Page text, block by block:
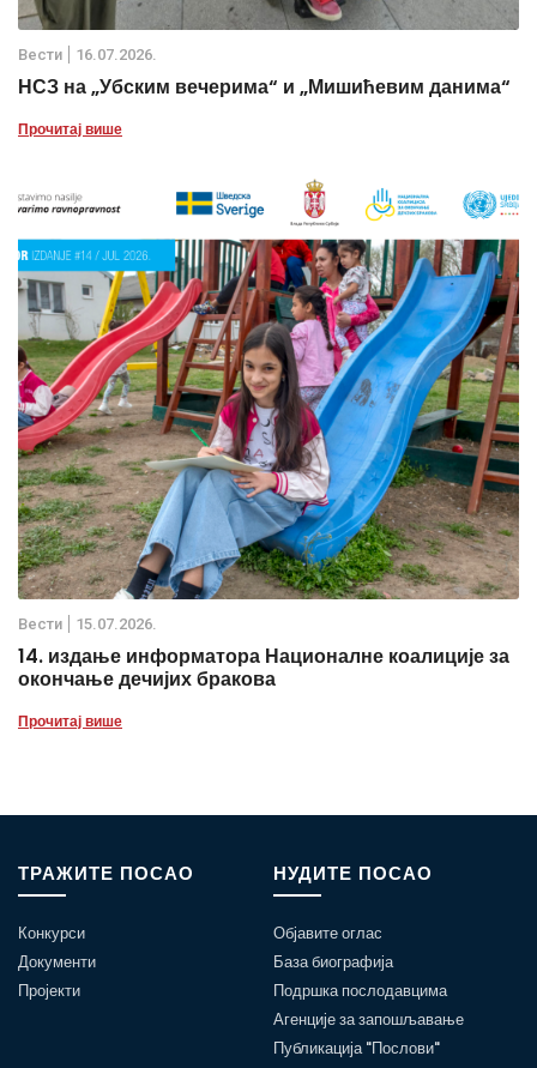
Вести 16.07.2026.
НСЗ на „Убским вечерима“ и „Мишићевим данима“
Прочитај више
Вести 15.07.2026.
14. издање информатора Националне коалиције за
окончање дечијих бракова
Прочитај више
ТРАЖИТЕ ПОСАО
Конкурси
Документи
Пројекти
НУДИТЕ ПОСАО
Објавите оглас
База биографија
Подршка послодавцима
Агенције за запошљавање
Публикација "Послови"